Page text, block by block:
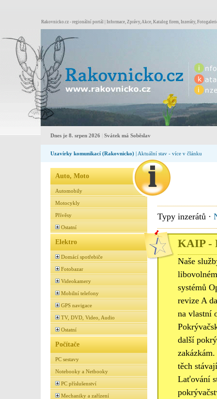
Rakovnicko.cz - regionální portál | Informace, Zprávy, Akce, Katalog firem, Inzeráty,
Dnes je 8. srpen 2026 Svátek má Soběslav
Uzavírky komunikací (Rakovnicko) | Aktuální stav - více v článku
Auto, Moto
Automobily
Motocykly
Přívěsy
Ostatní
Elektro
Domácí spotřebiče
Fotobazar
Videokamery
Mobilní telefony
GPS navigace
TV, DVD, Video, Audio
Ostatní
Počítače
PC sestavy
Notebooky a Netbooky
PC příslušenství
Mechaniky a zařízení
Typy inzerátů ·
KAIP -
Naše
systémů
revize A
na vlastní
další
těch
Laťování